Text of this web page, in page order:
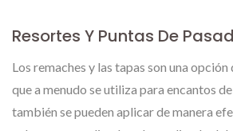
Resortes Y Puntas De
Los remaches y las tapas son una
que a menudo se utiliza para encantos
también se pueden aplicar de manera